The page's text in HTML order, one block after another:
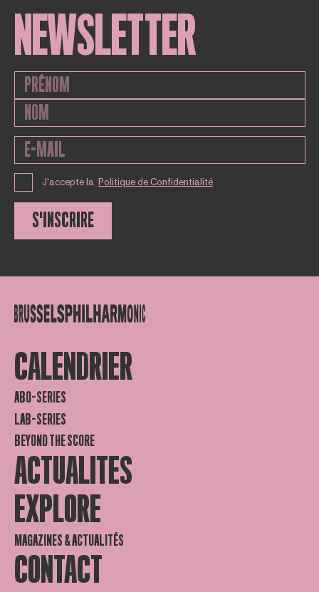
NEWSLETTER
J'accepte la Politique de Confidentialité
S'INSCRIRE
CALENDRIER
ABO-SERIES
LAB-SERIES
BEYOND THE SCORE
ACTUALITES
EXPLORE
MAGAZINES & ACTUALITÉS
CONTACT